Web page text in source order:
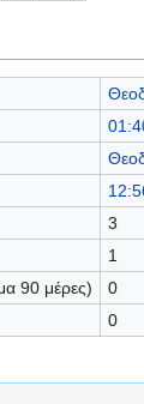
3
1
90 μέρες)
0
0